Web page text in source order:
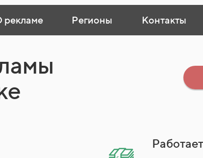
рекламе Регионы Контакты